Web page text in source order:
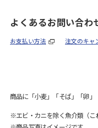
よくあるお問い合わ
お支払い方法 注文のキャ
商品に「小麦」「そば」「卵
※エビ・カニを除く魚介類（こ